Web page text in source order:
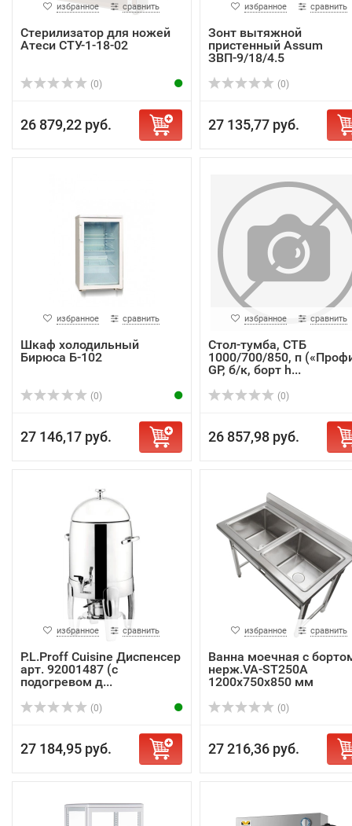
избранное сравнить
Стерилизатор для ножей
Атеси СТУ-1-18-02
(0)
26 879,22 руб.
избранное сравнить
Зонт вытяжной
пристенный Assum
ЗВП-9/18/4.5
(0)
27 135,77 руб.
избранное сравнить
Шкаф холодильный
Бирюса Б-102
(0)
27 146,17 руб.
избранное сравнить
Стол-тумба, СТБ
1000/700/850, п
GP, б/к, борт h...
(0)
26 857,98 руб.
избранное сравнить
P.L.Proff Cuisine Диспенсер
арт. 92001487 (с
подогревом д...
(0)
27 184,95 руб.
избранное сравнить
Ванна моечная с
нерж.VA-ST250A
1200х750х850 мм
(0)
27 216,36 руб.